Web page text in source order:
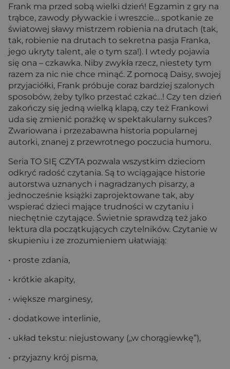
Frank ma przed sobą wielki dzień! Egzamin z gry na
trąbce, zawody pływackie i wreszcie… spotkanie ze
światowej sławy mistrzem robienia na drutach (tak,
tak, robienie na drutach to sekretna pasja Franka,
jego ukryty talent, ale o tym sza!). I wtedy pojawia
się ona – czkawka. Niby zwykła rzecz, niestety tym
razem za nic nie chce minąć. Z pomocą Daisy, swojej
przyjaciółki, Frank próbuje coraz bardziej szalonych
sposobów, żeby tylko przestać czkać…! Czy ten dzień
zakończy się jedną wielką klapą, czy też Frankowi
uda się zmienić porażkę w spektakularny sukces?
Zwariowana i przezabawna historia popularnej
autorki, znanej z przewrotnego poczucia humoru.
Seria TO SIĘ CZYTA pozwala wszystkim dzieciom
odkryć radość czytania. Są to wciągające historie
autorstwa uznanych i nagradzanych pisarzy, a
jednocześnie książki zaprojektowane tak, aby
wspierać dzieci mające trudności w czytaniu i
niechętnie czytające. Świetnie sprawdzą też jako
lektura dla początkujących czytelników. Czytanie w
skupieniu i ze zrozumieniem ułatwiają:
• proste zdania,
• krótkie akapity,
• większe marginesy,
• dodatkowe interlinie,
• układ tekstu: niejustowany („w chorągiewkę”),
• przyjazny krój pisma,